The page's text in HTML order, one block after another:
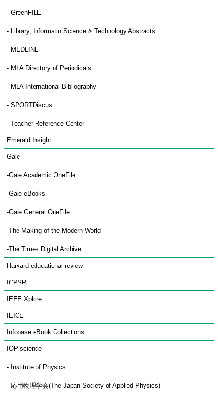
- GreenFILE
- Library, Informatin Science & Technology Abstracts
- MEDLINE
- MLA Directory of Periodicals
- MLA International Bibliography
- SPORTDiscus
- Teacher Reference Center
Emerald Insight
Gale
-Gale Academic OneFile
-Gale eBooks
-Gale General OneFile
-The Making of the Modern World
-The Times Digital Archive
Harvard educational review
ICPSR
IEEE Xplore
IEICE
Infobase eBook Collections
IOP science
- Institute of Physics
- 応用物理学会(The Japan Society of Applied Physics)